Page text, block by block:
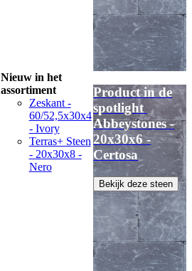
Nieuw in het
assortiment
Zeskant -
60/52,5x30x4
- Ivory
Terras+ Steen
- 20x30x8 -
Nero
Product in de
spotlight
Abbeystones -
20x30x6 -
Certosa
Bekijk deze steen